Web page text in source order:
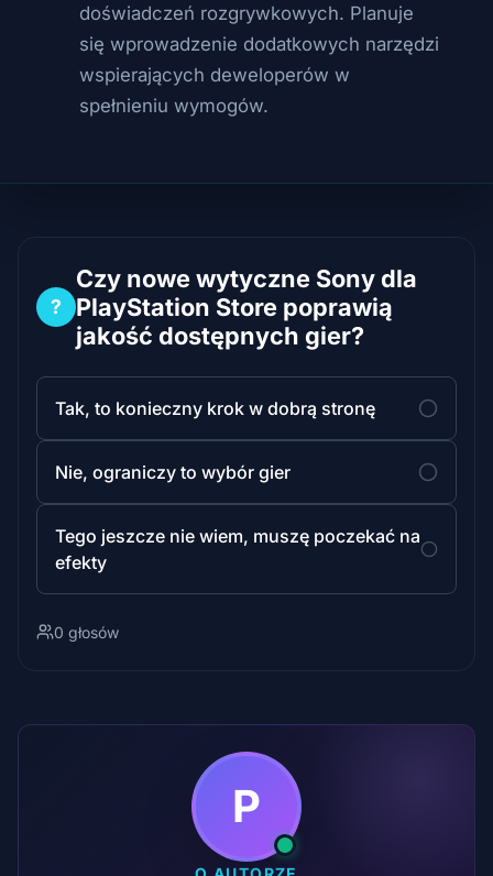
doświadczeń rozgrywkowych. Planuje
się wprowadzenie dodatkowych narzędzi
wspierających deweloperów w
spełnieniu wymogów.
?
Czy nowe wytyczne Sony dla
PlayStation Store poprawią
jakość dostępnych gier?
Tak, to konieczny krok w dobrą stronę
Nie, ograniczy to wybór gier
Tego jeszcze nie wiem, muszę poczekać na
efekty
0 głosów
P